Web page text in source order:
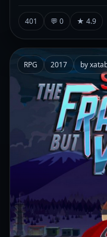
401 💬 0 ★ 4.9
RPG 2017 by